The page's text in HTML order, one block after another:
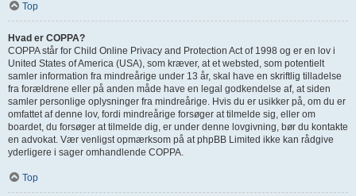
Top
Hvad er COPPA?
COPPA står for Child Online Privacy and Protection Act of 1998 og er en lov i
United States of America (USA), som kræver, at et websted, som potentielt
samler information fra mindreårige under 13 år, skal have en skriftlig tilladelse
fra forældrene eller på anden måde have en legal godkendelse af, at siden
samler personlige oplysninger fra mindreårige. Hvis du er usikker på, om du er
omfattet af denne lov, fordi mindreårige forsøger at tilmelde sig, eller om
boardet, du forsøger at tilmelde dig, er under denne lovgivning, bør du kontakte
en advokat. Vær venligst opmærksom på at phpBB Limited ikke kan rådgive
yderligere i sager omhandlende COPPA.
Top